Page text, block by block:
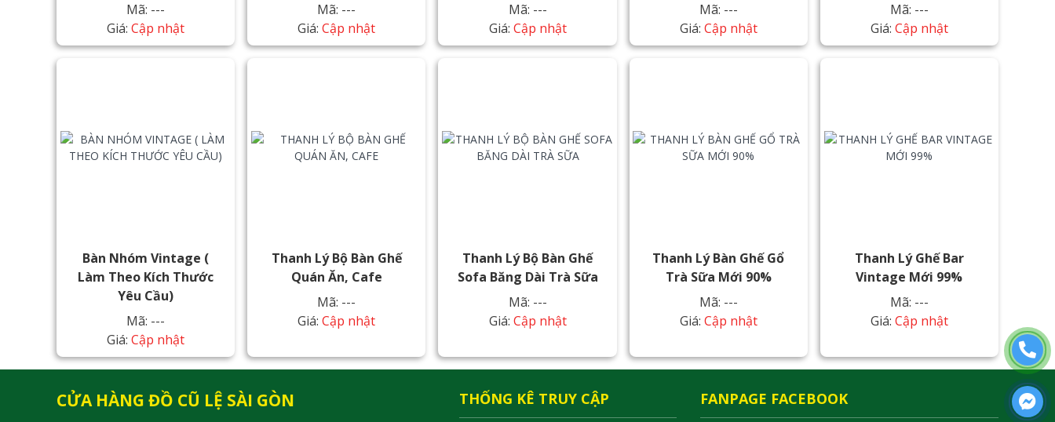
Mã: ---
Giá:Cập nhật
Mã: ---
Giá:Cập nhật
Mã: ---
Giá: Cập nhật
Mã: ---
Giá: Cập nhật
Mã: ---
Giá: Cập nhật
Bàn Nhóm Vintage (
Làm Theo Kích Thước
Yêu Cầu)
Mã: ---
Giá:Cập nhật
Thanh Lý Bộ Bàn Ghế
Quán Ăn, Cafe
Mã: ---
Giá:Cập nhật
Thanh Lý Bộ Bàn Ghế
Sofa Băng Dài Trà Sữa
Mã: ---
Giá: Cập nhật
Thanh Lý Bàn Ghế Gổ
Trà Sữa Mới 90%
Mã: ---
Giá: Cập nhật
Thanh Lý Ghế Bar
Vintage Mới 99%
Mã: ---
Giá: Cập nhật
CỬA HÀNG ĐỒ CŨ LỆ SÀI GÒN THỐNG KÊ TRUY CẬP FANPAGE FACEBOOK